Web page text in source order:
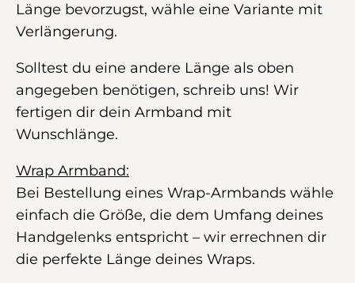
Länge bevorzugst, wähle eine Variante mit
Verlängerung.
Solltest du eine andere Länge als oben
angegeben benötigen, schreib uns! Wir
fertigen dir dein Armband mit
Wunschlänge.
Wrap Armband:
Bei Bestellung eines Wrap-Armbands wähle
einfach die Größe, die dem Umfang deines
Handgelenks entspricht – wir errechnen dir
die perfekte Länge deines Wraps.